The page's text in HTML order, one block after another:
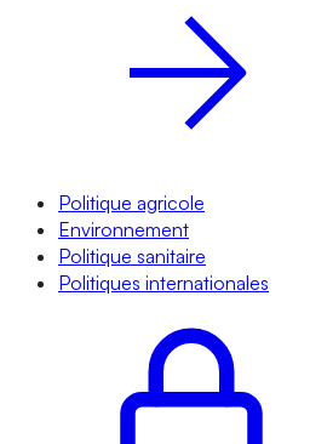
Politique agricole
Environnement
Politique sanitaire
Politiques internationales